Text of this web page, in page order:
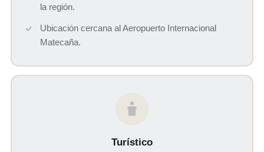
la región.
Ubicación cercana al Aeropuerto Internacional
Matecaña.
Turístico